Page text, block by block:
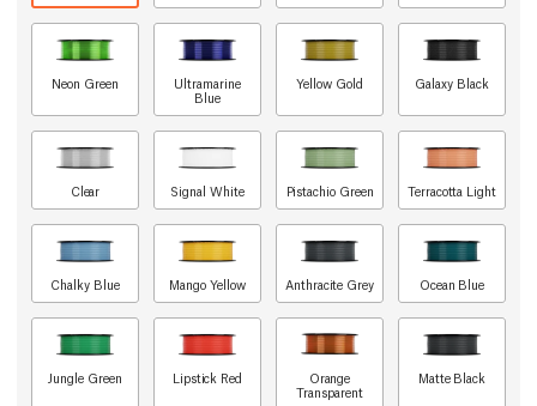
Neon Green
Ultramarine
Blue
Yellow Gold Galaxy Black
Clear Signal White Pistachio Green Terracotta Light
Chalky Blue Mango Yellow Anthracite Grey Ocean Blue
Jungle Green Lipstick Red
Orange
Transparent
Matte Black